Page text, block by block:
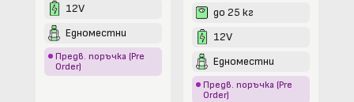
12V
Едноместни
Предв. поръчка (Pre
Order)
до 25 кг
12V
Едноместни
Предв. поръчка (Pre
Order)